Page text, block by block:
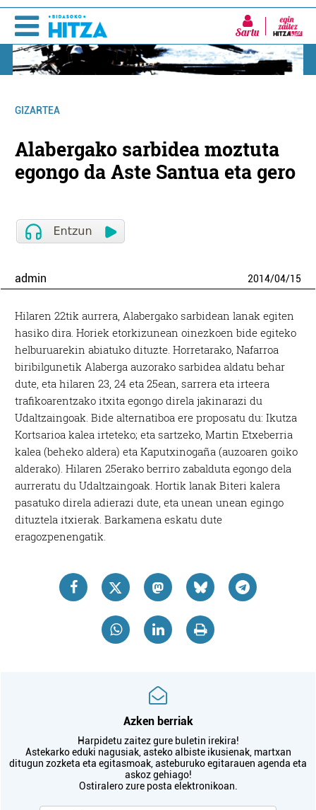
Sartu
GIZARTEA
Alabergako sarbidea moztuta
egongo da Aste Santua eta gero
admin 2014/04/15
Hilaren 22tik aurrera, Alabergako sarbidean lanak egiten
hasiko dira. Horiek etorkizunean oinezkoen bide egiteko
helburuarekin abiatuko dituzte. Horretarako, Nafarroa
biribilgunetik Alaberga auzorako sarbidea aldatu behar
dute, eta hilaren 23, 24 eta 25ean, sarrera eta irteera
trafikoarentzako itxita egongo direla jakinarazi du
Udaltzaingoak. Bide alternatiboa ere proposatu du: Ikutza
Kortsarioa kalea irteteko; eta sartzeko, Martin Etxeberria
kalea (beheko aldera) eta Kaputxinogaña (auzoaren goiko
alderako). Hilaren 25erako berriro zabalduta egongo dela
aurreratu du Udaltzaingoak. Hortik lanak Biteri kalera
pasatuko direla adierazi dute, eta unean unean egingo
dituztela itxierak. Barkamena eskatu dute
eragozpenengatik.
Azken berriak
Harpidetu zaitez gure buletin irekira!
Astekarko eduki nagusiak, asteko albiste ikusienak, martxan
ditugun zozketa eta egitasmoak, asteburuko egitarauen agenda eta
askoz gehiago!
Ostiralero zure posta elektronikoan.